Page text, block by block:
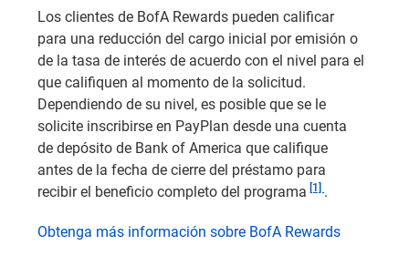
Los clientes de BofA Rewards pueden calificar
para una reducción del cargo inicial por emisión o
de la tasa de interés de acuerdo con el nivel para el
que califiquen al momento de la solicitud.
Dependiendo de su nivel, es posible que se le
solicite inscribirse en PayPlan desde una cuenta
de depósito de Bank of America que califique
antes de la fecha de cierre del préstamo para
recibir el beneficio completo del programa
Nota al pie
[1] .
Obtenga más información sobre BofA Rewards